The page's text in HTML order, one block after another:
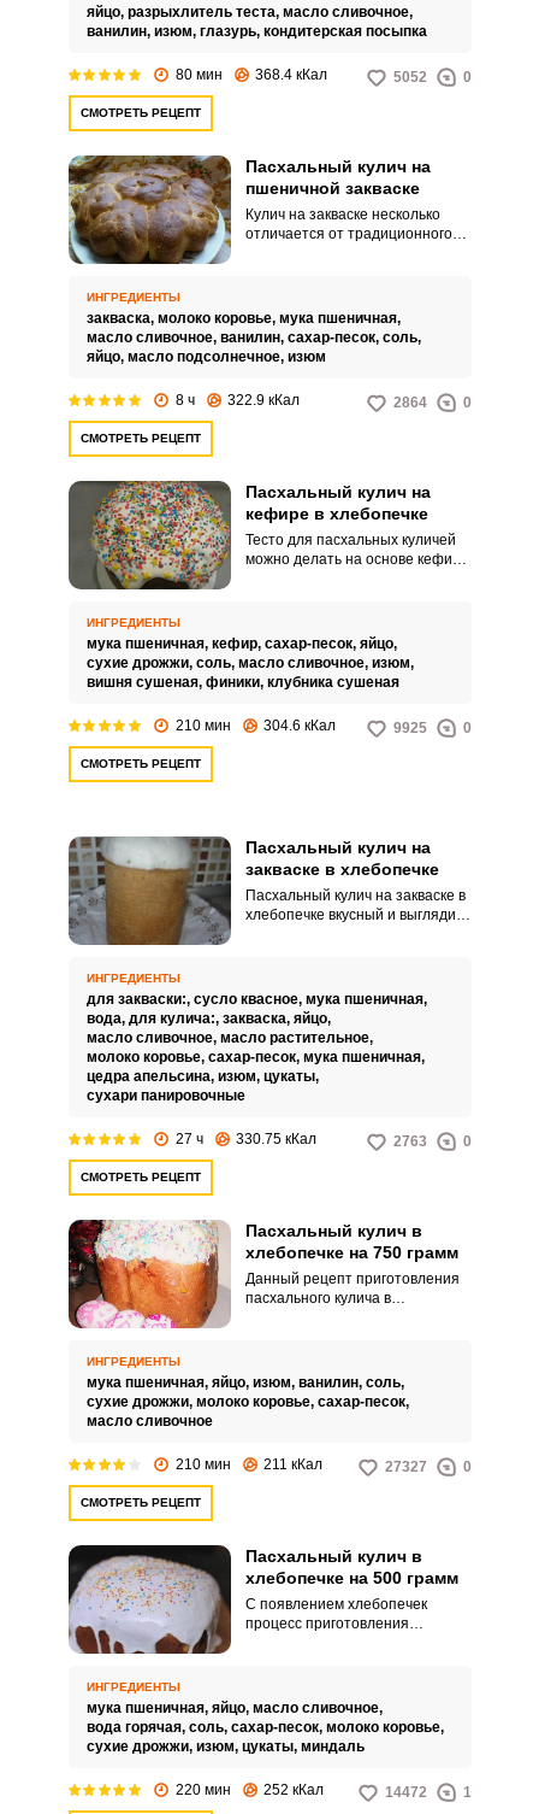
яйцо, разрыхлитель теста, масло сливочное,
ванилин, изюм, глазурь, кондитерская посыпка
80 мин 368.4 кКал 5052 0
СМОТРЕТЬ РЕЦЕПТ
Пасхальный кулич на
пшеничной закваске
Кулич на закваске несколько
отличается от традиционного
можете попробовать этот
рецепт в качестве
эксперимента.
ИНГРЕДИЕНТЫ
закваска, молоко коровье, мука пшеничная,
масло сливочное, ванилин, сахар-песок, соль,
яйцо, масло подсолнечное, изюм
8 ч 322.9 кКал 2864 0
СМОТРЕТЬ РЕЦЕПТ
Пасхальный кулич на
кефире в хлебопечке
Тесто для пасхальных куличей
можно делать на основе кефира
хлебопечке. А оригинальная
начинка, включающая в свой
состав вяленую вишню, цукаты
из ананасов, финики и клубнику
ИНГРЕДИЕНТЫ
мука пшеничная, кефир, сахар-песок, яйцо,
сухие дрожжи, соль, масло сливочное, изюм,
вишня сушеная, финики, клубника сушеная
210 мин 304.6 кКал 9925 0
СМОТРЕТЬ РЕЦЕПТ
Пасхальный кулич на
закваске в хлебопечке
Пасхальный кулич на закваске в
хлебопечке вкусный и выглядит
очень удобно вымешивать в
чаше хлебопечки, а затем
выпекать в духовом шкафу.
ИНГРЕДИЕНТЫ
для закваски:, сусло квасное, мука пшеничная,
вода, для кулича:, закваска, яйцо,
масло сливочное, масло растительное,
молоко коровье, сахар-песок, мука пшеничная,
цедра апельсина, изюм, цукаты,
сухари панировочные
27 ч 330.75 кКал 2763 0
СМОТРЕТЬ РЕЦЕПТ
Пасхальный кулич в
хлебопечке на 750 грамм
Данный рецепт приготовления
пасхального кулича в
«Панасоник», то для среднего
размера L. Кулич,
приготовленный по этому
очень вкусным.
ИНГРЕДИЕНТЫ
мука пшеничная, яйцо, изюм, ванилин, соль,
сухие дрожжи, молоко коровье, сахар-песок,
масло сливочное
210 мин 211 кКал 27327 0
СМОТРЕТЬ РЕЦЕПТ
Пасхальный кулич в
хлебопечке на 500 грамм
С появлением хлебопечек
процесс приготовления
тесто и ждать несколько раз
пока оно подойдет.
ИНГРЕДИЕНТЫ
мука пшеничная, яйцо, масло сливочное,
вода горячая, соль, сахар-песок, молоко коровье,
сухие дрожжи, изюм, цукаты, миндаль
220 мин 252 кКал 14472 1